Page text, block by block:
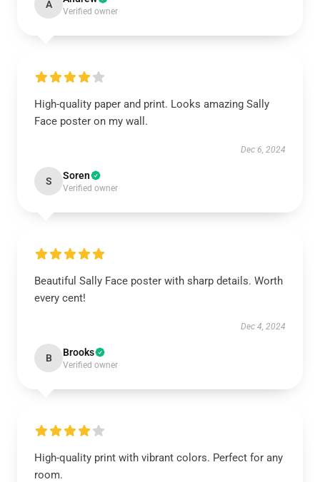
A
Verified owner
High-quality paper and print. Looks amazing Sally
Face poster on my wall.
Dec 6, 2024
S Soren
Verified owner
Beautiful Sally Face poster with sharp details. Worth
every cent!
Dec 4, 2024
B Brooks
Verified owner
High-quality print with vibrant colors. Perfect for any
room.